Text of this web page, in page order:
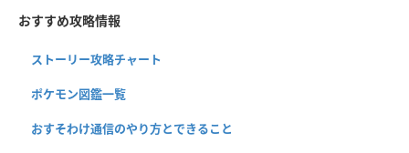
おすすめ攻略情報
ストーリー攻略チャート
ポケモン図鑑一覧
おすそわけ通信のやり方とできること